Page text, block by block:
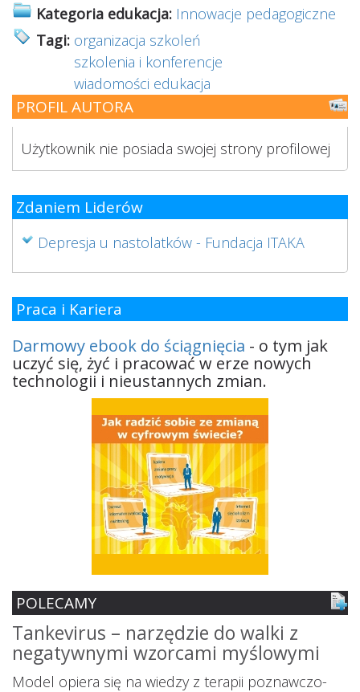
Kategoria edukacja: Innowacje pedagogiczne
Tagi: organizacja szkoleń
szkolenia i konferencje
wiadomości edukacja
PROFIL AUTORA
Użytkownik nie posiada swojej strony profilowej
Zdaniem Liderów
Depresja u nastolatków - Fundacja ITAKA
Praca i Kariera
Darmowy ebook do ściągnięcia - o tym jak
uczyć się, żyć i pracować w erze nowych
technologii i nieustannych zmian.
POLECAMY
Tankevirus – narzędzie do walki z
negatywnymi wzorcami myślowymi
Model opiera się na wiedzy z terapii poznawczo-